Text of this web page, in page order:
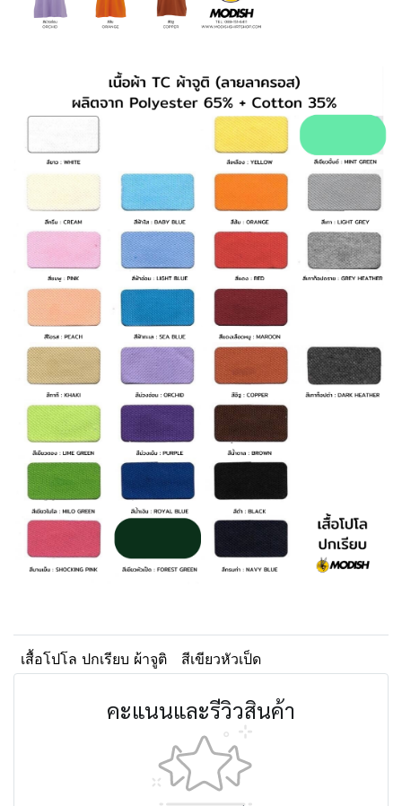
เสื้อโปโล ปกเรียบ ผ้าจูติ สีเขียวหัวเป็ด
คะแนนและรีวิวสินค้า